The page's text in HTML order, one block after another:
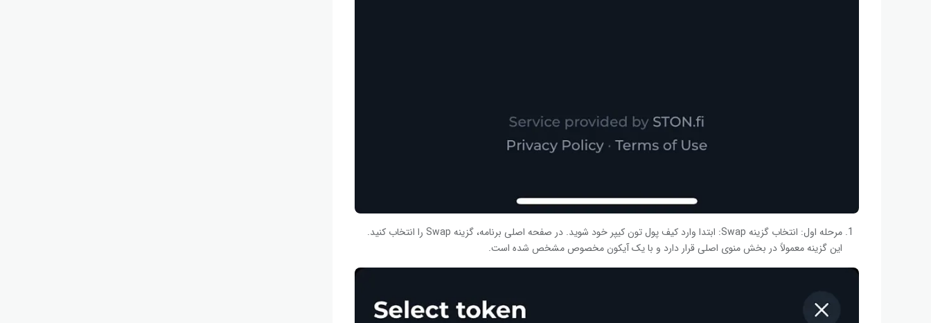
مرحله اول: انتخاب گزینه Swap: ابتدا وارد کیف پول تون کیپر خود شوید. در صفحه اصلی برنامه، گزینه Swap را انتخاب کنید.
این گزینه معمولاً در بخش منوی اصلی قرار دارد و با یک آیکون مخصوص مشخص شده است.